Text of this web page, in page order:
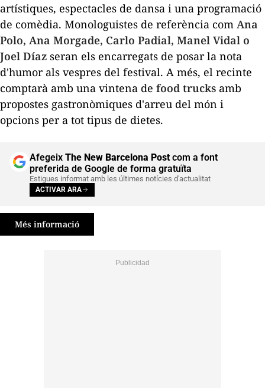
artístiques, espectacles de dansa i una programació
de comèdia. Monologuistes de referència com Ana
Polo, Ana Morgade, Carlo Padial, Manel Vidal o
Joel Díaz seran els encarregats de posar la nota
d'humor als vespres del festival. A més, el recinte
comptarà amb una vintena de food trucks amb
propostes gastronòmiques d'arreu del món i
opcions per a tot tipus de dietes.
Afegeix The New Barcelona Postcom a font
preferida de Google de forma gratuïta
Estigues informat amb les últimes notícies d'actualitat
ACTIVAR ARA
Més informació